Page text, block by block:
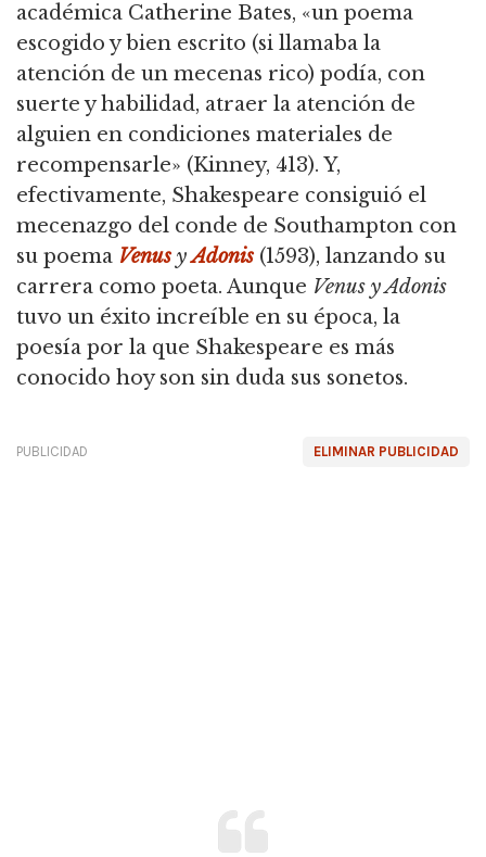
académica Catherine Bates, «un poema
escogido y bien escrito (si llamaba la
atención de un mecenas rico) podía, con
suerte y habilidad, atraer la atención de
alguien en condiciones materiales de
recompensarle» (Kinney, 413). Y,
efectivamente, Shakespeare consiguió el
mecenazgo del conde de Southampton con
su poema Venus yAdonis (1593), lanzando su
carrera como poeta. Aunque Venus y Adonis
tuvo un éxito increíble en su época, la
poesía por la que Shakespeare es más
conocido hoy son sin duda sus sonetos.
ELIMINAR PUBLICIDAD
PUBLICIDAD